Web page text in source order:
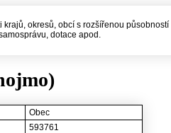
krajů, okresů, obcí s rozšířenou
dotace apod.
Obec
593761